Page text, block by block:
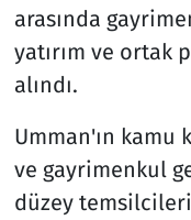
arasında
yatırım ve ortak
alındı.
Umman'ın kamu
ve gayrimenkul
düzey
Televizyon